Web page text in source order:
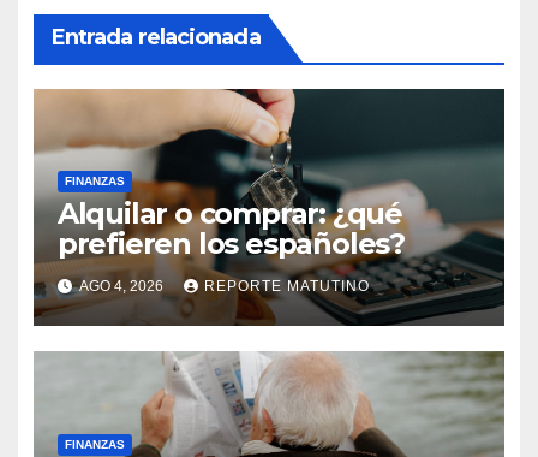
Entrada relacionada
FINANZAS
Alquilar o comprar: ¿qué
prefieren los españoles?
AGO 4, 2026 REPORTE MATUTINO
FINANZAS